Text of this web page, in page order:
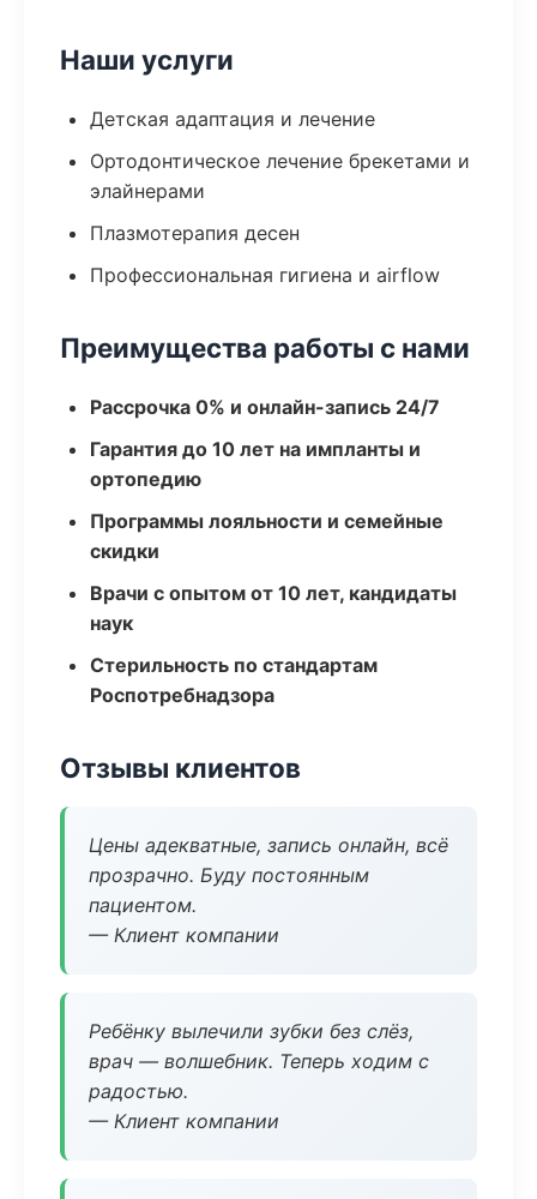
Наши услуги
Детская адаптация и лечение
Ортодонтическое лечение брекетами и
элайнерами
Плазмотерапия десен
Профессиональная гигиена и airflow
Преимущества работы с нами
Рассрочка 0% и онлайн-запись 24/7
Гарантия до 10 лет на импланты и
ортопедию
Программы лояльности и семейные
скидки
Врачи с опытом от 10 лет, кандидаты
наук
Стерильность по стандартам
Роспотребнадзора
Отзывы клиентов
Цены адекватные, запись онлайн, всё
прозрачно. Буду постоянным
пациентом.
— Клиент компании
Ребёнку вылечили зубки без слёз,
врач — волшебник. Теперь ходим с
радостью.
— Клиент компании